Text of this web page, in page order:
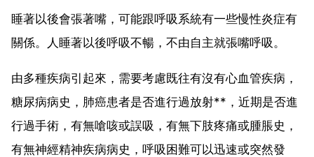
睡著以後會張著嘴，可能跟呼吸系統有一些慢性炎症有
關係。人睡著以後呼吸不暢，不由自主就張嘴呼吸。
由多種疾病引起來，需要考慮既往有沒有心血管疾病，
糖尿病病史，肺癌患者是否進行過放射**，近期是否進
行過手術，有無嗆咳或誤吸，有無下肢疼痛或腫脹史，
有無神經精神疾病病史，呼吸困難可以迅速或突然發